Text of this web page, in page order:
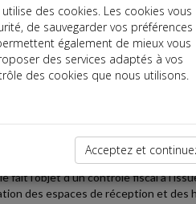
dans lequel elle organise des
fait l'objet d'un contrôle fiscal à
des espaces de réception et
des cookies. Les cookies vous
de sauvegarder vos préférences
également de mieux vous
des services adaptés à vos
des cookies que nous utilisons.
Acceptez et